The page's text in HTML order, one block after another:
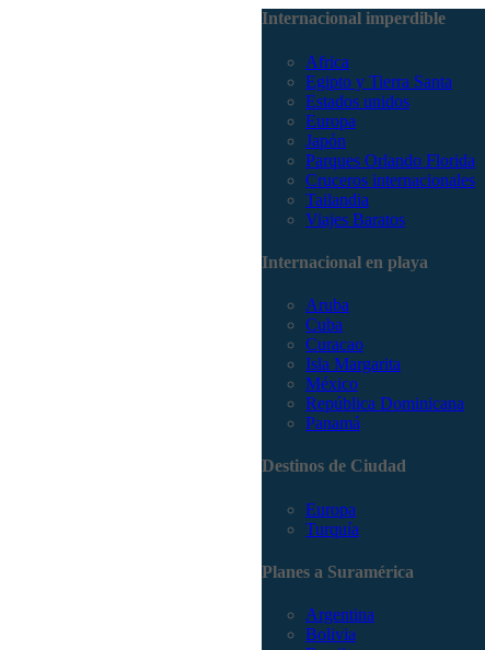
Internacional imperdible
Africa
Egipto y Tierra Santa
Estados unidos
Europa
Japón
Parques Orlando Florida
Cruceros internacionales
Tailandia
Viajes Baratos
Internacional en playa
Aruba
Cuba
Curacao
Isla Margarita
México
República Dominicana
Panamá
Destinos de Ciudad
Europa
Turquía
Planes a Suramérica
Argentina
Bolivia